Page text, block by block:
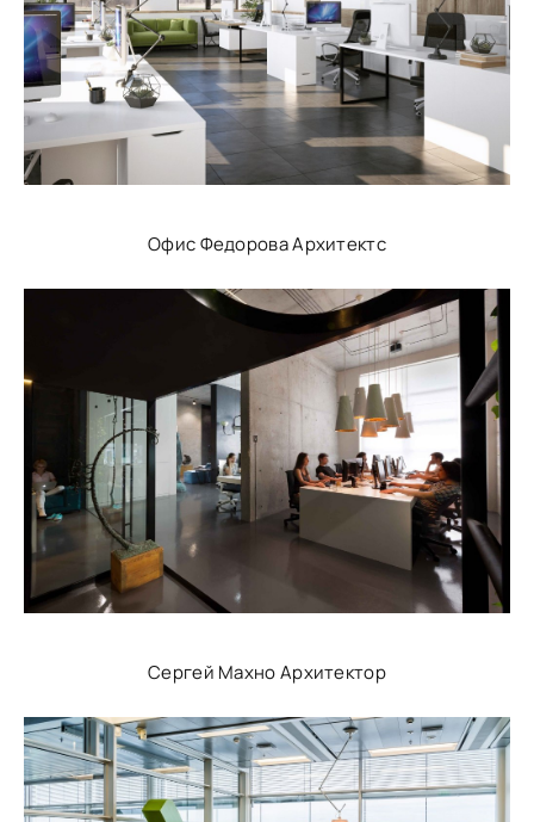
Офис Федорова Архитектс
Сергей Махно Архитектор